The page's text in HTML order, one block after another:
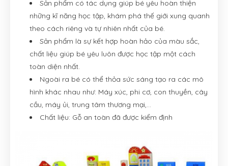
Sản phẩm có tác dụng giúp bé yêu hoàn thiện
những kĩ năng học tập, khám phá thế giới xung quanh
theo cách riêng và tự nhiên nhất của bé.
Sản phẩm là sự kết hợp hoàn hảo của màu sắc,
chất liệu giúp bé yêu luôn được học tập một cách
toàn diện nhất.
Ngoài ra bé có thể thỏa sức sáng tạo ra các mô
hình khác nhau như: Máy xúc, phi cơ, con thuyền, cây
cầu, máy ủi, trung tâm thương mại,…
Chất liệu: Gỗ an toàn đã được kiểm định